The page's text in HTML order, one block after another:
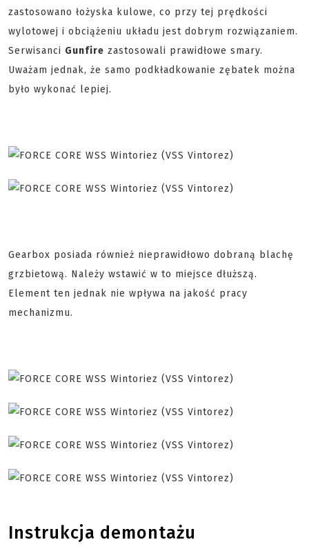
zastosowano łożyska kulowe, co przy tej prędkości
wylotowej i obciążeniu układu jest dobrym rozwiązaniem.
Serwisanci Gunfire zastosowali prawidłowe smary.
Uważam jednak, że samo podkładkowanie zębatek można
było wykonać lepiej.
Gearbox posiada również nieprawidłowo dobraną blachę
grzbietową. Należy wstawić w to miejsce dłuższą.
Element ten jednak nie wpływa na jakość pracy
mechanizmu.
Instrukcja demontażu